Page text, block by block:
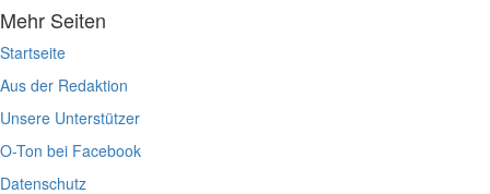
Mehr Seiten
Startseite
Aus der Redaktion
Unsere Unterstützer
O-Ton bei Facebook
Datenschutz